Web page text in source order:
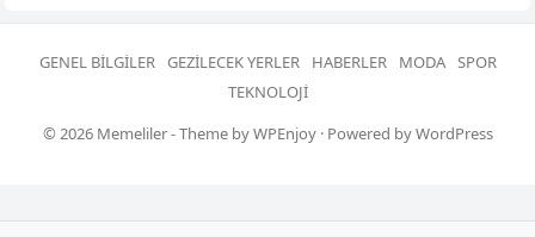
GENEL BILGILER GEZILECEK YERLER HABERLER MODA SPOR
TEKNOLOJI
© 2026 Memeliler- Theme byWPEnjoy· Powered byWordPress